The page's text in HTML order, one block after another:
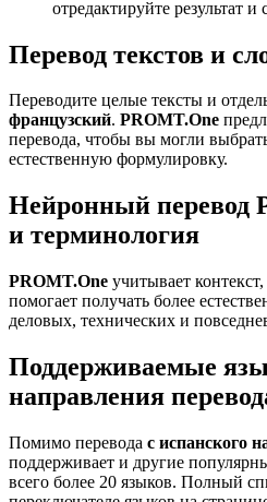
отредактируйте результат
Перевод текстов и
Переводите целые тексты и
французский. PROMT.One
перевода, чтобы вы могли
естественную формулировку.
Нейронный перевод
и терминология
PROMT.One учитывает
помогает получать более
деловых, технических и
Поддерживаемые
направления
Помимо перевода с испанского
поддерживает и другие
всего более 20 языков. Полный